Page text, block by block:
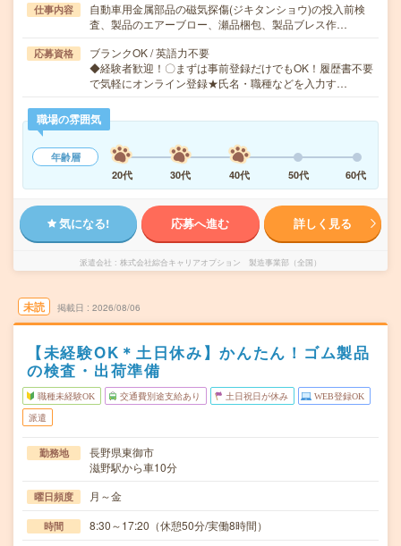
仕事内容
自動車用金属部品の磁気探傷(ジキタンショウ)の投入前検
査、製品のエアーブロー、瀬品梱包、製品ブレス作…
応募資格
ブランクOK / 英語力不要
◆経験者歓迎！〇まずは事前登録だけでもOK！履歴書不要
で気軽にオンライン登録★氏名・職種などを入力す…
職場の雰囲気
年齢層
20代
30代 40代 50代 60代
気になる! 応募へ進む 詳しく見る
派遣会社 株式会社綜合キャリアオプション 製造事業部（全国）
未読 掲載日 2026/08/06
【未経験OK＊土日休み】かんたん！ゴム製品
の検査・出荷準備
職種未経験OK 交通費別途支給あり 土日祝日が休み WEB登録OK
派遣
勤務地
長野県東御市
滋野駅から車10分
曜日頻度 月～金
時間 8:30～17:20（休憩50分/実働8時間）